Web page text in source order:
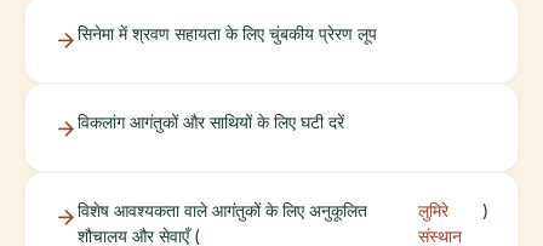
सिनेमा में श्रवण सहायता के लिए चुंबकीय प्रेरण लूप
विकलांग आगंतुकों और साथियों के लिए घटी दरें
विशेष आवश्यकता वाले आगंतुकों के लिए अनुकूलित
शौचालय और सेवाएँ (
लुमिरे
संस्थान
)